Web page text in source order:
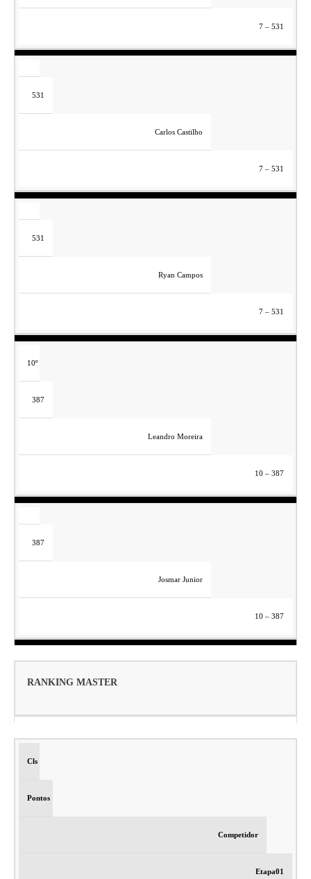
7 – 531
531
Carlos Castilho
7 – 531
531
Ryan Campos
7 – 531
10º
387
Leandro Moreira
10 – 387
387
Josmar Junior
10 – 387
RANKING MASTER
Cls
Pontos
Competidor
Etapa01